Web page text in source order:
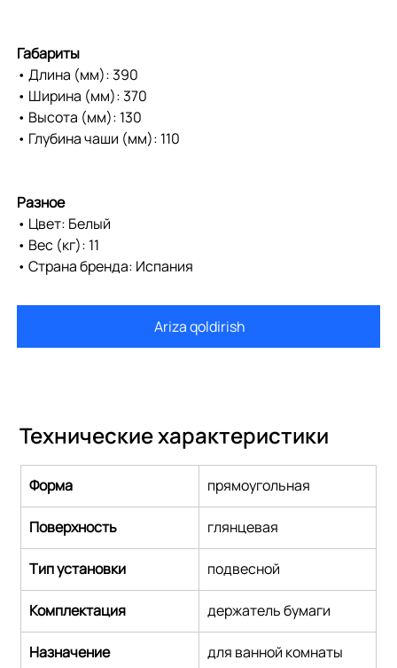
Габариты
• Длина (мм): 390
• Ширина (мм): 370
• Высота (мм): 130
• Глубина чаши (мм): 110
Разное
• Цвет: Белый
• Вес (кг): 11
• Страна бренда: Испания
Ariza qoldirish
Технические характеристики
Форма прямоугольная
Поверхность глянцевая
Тип установки подвесной
Комплектация держатель бумаги
Назначение для ванной комнаты